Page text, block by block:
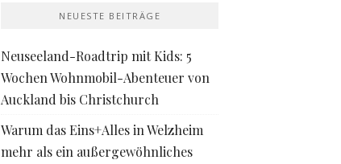
NEUESTE BEITRÄGE
Neuseeland-Roadtrip mit Kids: 5
Wochen Wohnmobil-Abenteuer von
Auckland bis Christchurch
Warum das Eins+Alles in Welzheim
mehr als ein außergewöhnliches